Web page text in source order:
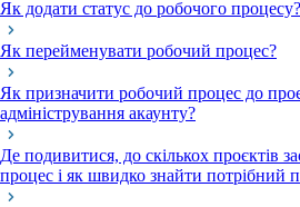
Як додати статус до робочого процесу?
Як перейменувати робочий процес?
Як призначити робочий процес до
адміністрування акаунту?
Де подивитися, до скількох проєктів
процес і як швидко знайти потрібний